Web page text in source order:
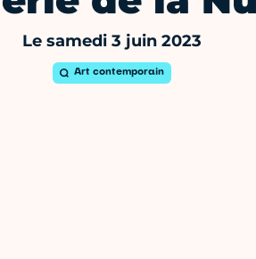
Le samedi 3 juin 2023
Art contemporain